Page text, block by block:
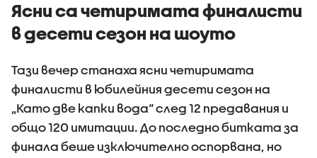
Ясни са четиримата финалисти
в десети сезон на шоуто
Тази вечер станаха ясни четиримата
финалисти в юбилейния десети сезон на
„Като две капки вода“ след 12 предавания и
общо 120 имитации. До последно битката за
финала беше изключително оспорвана, но